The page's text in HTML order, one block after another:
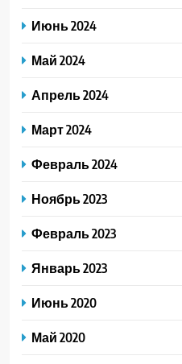
Июнь 2024
Май 2024
Апрель 2024
Март 2024
Февраль 2024
Ноябрь 2023
Февраль 2023
Январь 2023
Июнь 2020
Май 2020